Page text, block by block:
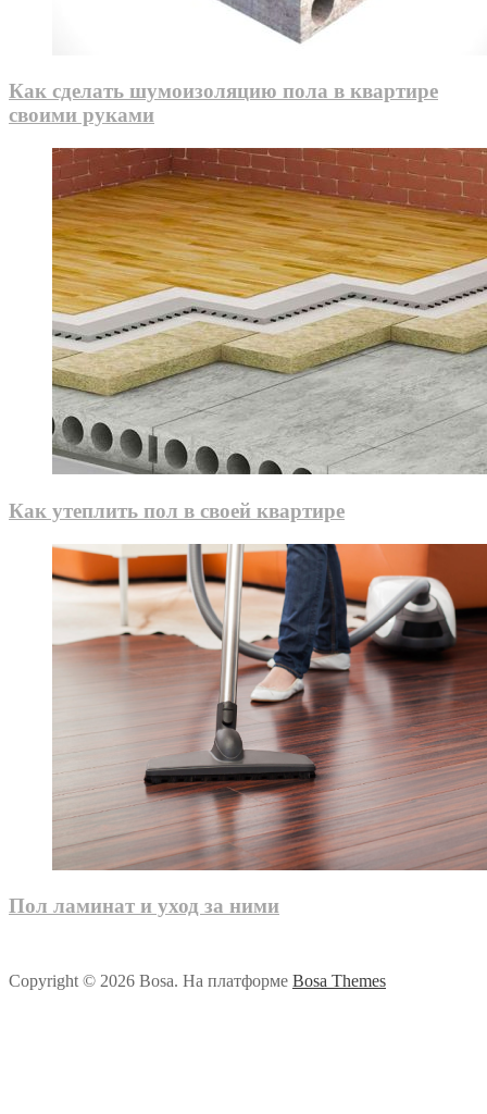
Как сделать шумоизоляцию пола в квартире
своими руками
Как утеплить пол в своей квартире
Пол ламинат и уход за ними
Copyright © 2026 Bosa. На платформе Bosa Themes